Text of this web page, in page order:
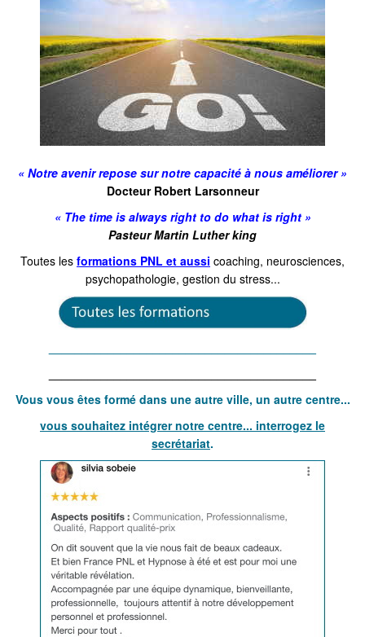
« Notre avenir repose sur notre capacité à nous améliorer »
Docteur Robert Larsonneur
« The time is always right to do what is right »
Pasteur Martin Luther king
Toutes les formations PNL et aussi coaching, neurosciences,
psychopathologie, gestion du stress...
Vous vous êtes formé dans une autre ville, un autre centre...
vous souhaitez intégrer notre centre... interrogez le
secrétariat.